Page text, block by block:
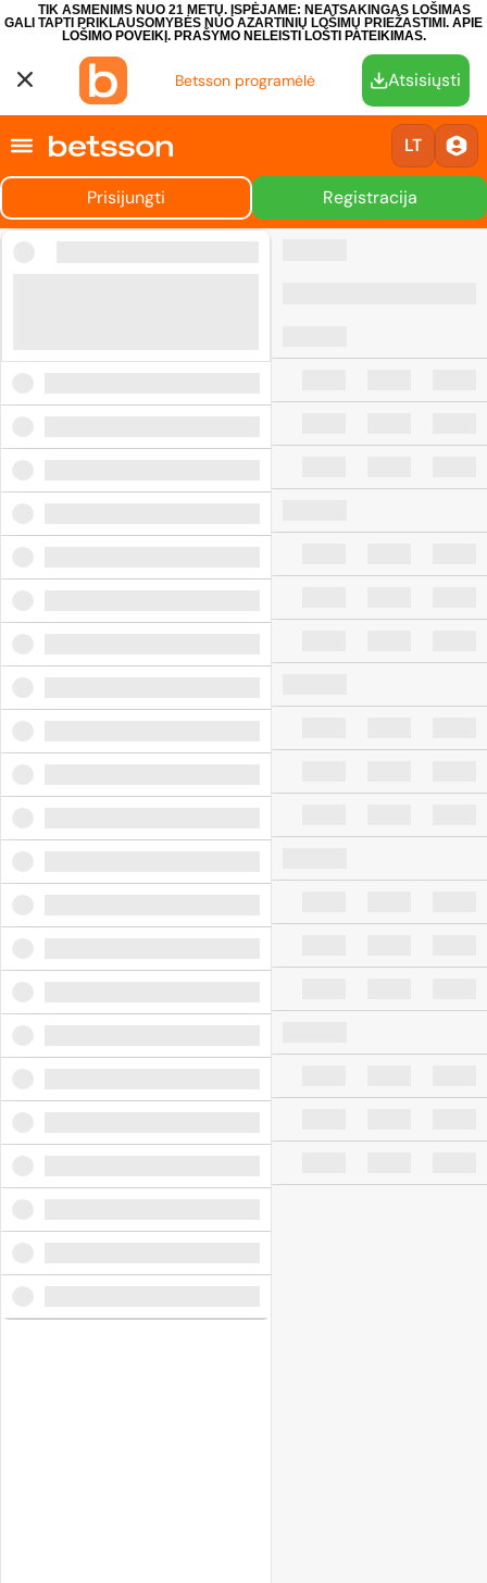
TIK ASMENIMS NUO 21 METŲ. ĮSPĖJAME: NEATSAKINGAS LOŠIMAS
GALI TAPTI PRIKLAUSOMYBĖS NUO AZARTINIŲ LOŠIMŲ PRIEŽASTIMI. APIE
LOŠIMO POVEIKĮ. PRAŠYMO NELEISTI LOŠTI PATEIKIMAS.
Betsson programėlė Atsisiųsti
LT
Prisijungti Registracija